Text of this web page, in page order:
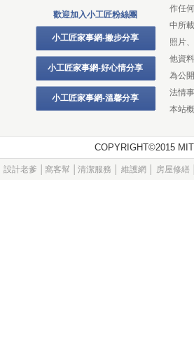
歡迎加入小工匠粉絲團
小工匠家事網-撇步分享
小工匠家事網-好心情分享
小工匠家事網-溫馨分享
作任
中所
照片
他資
為公
法情
本站
COPYRIGHT©2015
設計老爹 窩客幫 清潔服務 維護網 房屋修繕